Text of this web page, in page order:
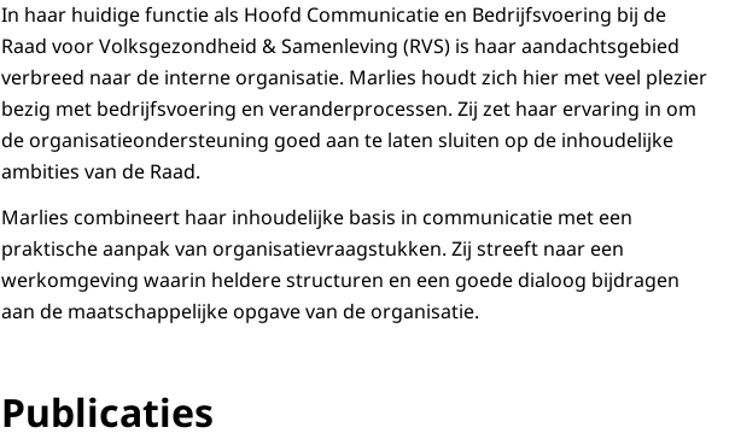
In haar huidige functie als Hoofd Communicatie en Bedrijfsvoering bij de
Raad voor Volksgezondheid & Samenleving (RVS) is haar aandachtsgebied
verbreed naar de interne organisatie. Marlies houdt zich hier met veel plezier
bezig met bedrijfsvoering en veranderprocessen. Zij zet haar ervaring in om
de organisatieondersteuning goed aan te laten sluiten op de inhoudelijke
ambities van de Raad.
Marlies combineert haar inhoudelijke basis in communicatie met een
praktische aanpak van organisatievraagstukken. Zij streeft naar een
werkomgeving waarin heldere structuren en een goede dialoog bijdragen
aan de maatschappelijke opgave van de organisatie.
Publicaties